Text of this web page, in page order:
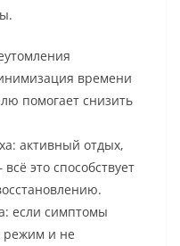
времени
помогает снизить
активный отдых,
это способствует
если симптомы
режим и не